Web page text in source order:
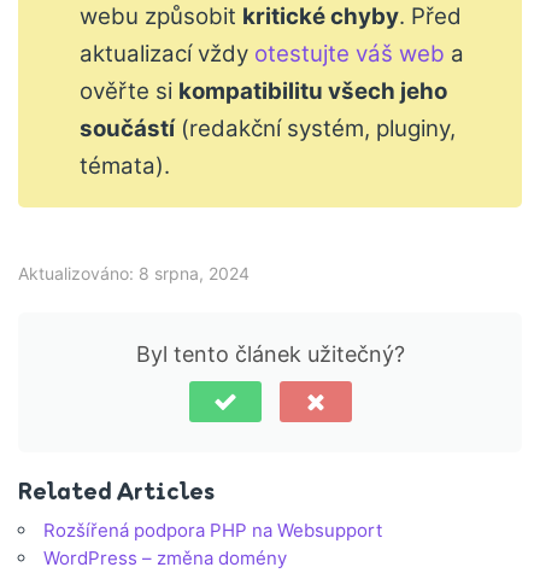
webu způsobit kritické chyby. Před
aktualizací vždy otestujte váš web a
ověřte si kompatibilitu všech jeho
součástí(redakční systém, pluginy,
témata).
Aktualizováno: 8 srpna, 2024
Byl tento článek užitečný?
Related Articles
Rozšířená podpora PHP na Websupport
WordPress – změna domény